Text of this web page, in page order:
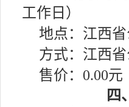
工作日）
地点：江西
方式：江西
售价：0.00元
四